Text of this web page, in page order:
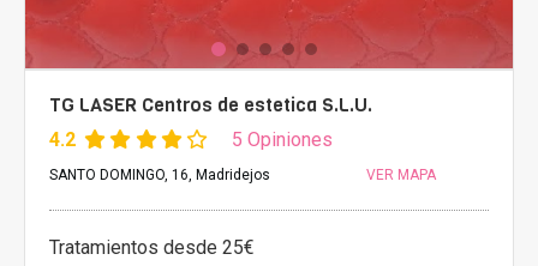
TG LASER Centros de estetica S.L.U.
4.2 5 Opiniones
SANTO DOMINGO, 16, Madridejos VER MAPA
Tratamientos desde 25€